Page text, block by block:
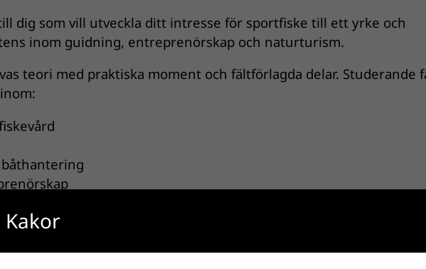
dig som vill utveckla ditt intresse för sportfiske till ett yrke och
inom guidning, entreprenörskap och naturturism.
teori med praktiska moment och fältförlagda delar. Studerande
i branschen
är LIA-perioderna, där studerande får praktisk erfarenhet och
i branschen. Totalt omfattar utbildningen 23 veckors praktik.
Kakor